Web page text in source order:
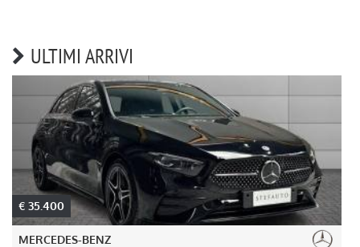
ULTIMI ARRIVI
€ 35.400
MERCEDES-BENZ